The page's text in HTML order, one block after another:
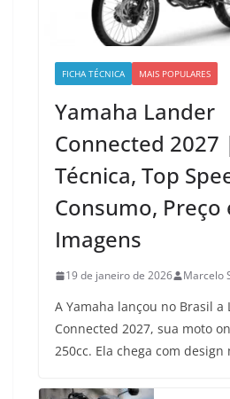
FICHA TÉCNICA MAIS POPULARES
Yamaha Lander
Connected 2027
Técnica, Top
Consumo, Preço
Imagens
19 de janeiro de 2026 Marcelo
A Yamaha lançou no Brasil a
Connected 2027, sua moto
250cc. Ela chega com